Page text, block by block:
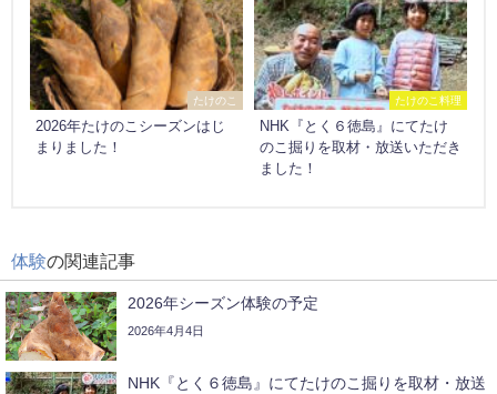
たけのこ
2026年たけのこシーズンはじ
まりました！
たけのこ料理
NHK『とく６徳島』にてたけ
のこ掘りを取材・放送いただき
ました！
体験の関連記事
2026年シーズン体験の予定
2026年4月4日
NHK『とく６徳島』にてたけのこ掘りを取材・放送